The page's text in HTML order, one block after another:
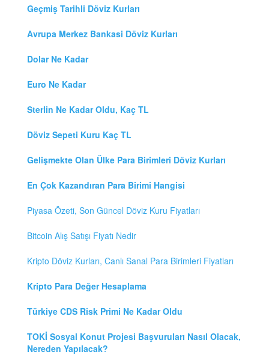
Geçmiş Tarihli Döviz Kurları
Avrupa Merkez Bankasi Döviz Kurları
Dolar Ne Kadar
Euro Ne Kadar
Sterlin Ne Kadar Oldu, Kaç TL
Döviz Sepeti Kuru Kaç TL
Gelişmekte Olan Ülke Para Birimleri Döviz Kurları
En Çok Kazandıran Para Birimi Hangisi
Piyasa Özeti, Son Güncel Döviz Kuru Fiyatları
Bitcoin Alış Satışı Fiyatı Nedir
Kripto Döviz Kurları, Canlı Sanal Para Birimleri Fiyatları
Kripto Para Değer Hesaplama
Türkiye CDS Risk Primi Ne Kadar Oldu
TOKİ Sosyal Konut Projesi Başvuruları Nasıl Olacak,
Nereden Yapılacak?